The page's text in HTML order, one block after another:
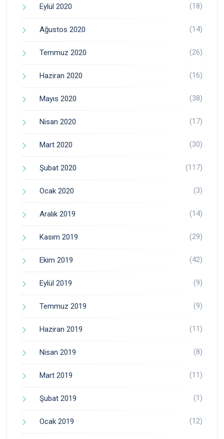
Eylül 2020 (18)
Ağustos 2020 (14)
Temmuz 2020 (26)
Haziran 2020 (16)
Mayıs 2020 (38)
Nisan 2020 (17)
Mart 2020 (30)
Şubat 2020 (117)
Ocak 2020 (3)
Aralık 2019 (14)
Kasım 2019 (29)
Ekim 2019 (42)
Eylül 2019 (9)
Temmuz 2019 (9)
Haziran 2019 (11)
Nisan 2019 (8)
Mart 2019 (11)
Şubat 2019 (1)
Ocak 2019 (12)